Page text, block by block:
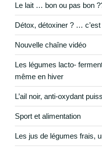
Le lait … bon ou pas bon
Détox, détoxiner ? … c’est
Nouvelle chaîne vidéo
Les légumes lacto-
même en hiver
L’ail noir, anti-oxydant
Sport et alimentation
Les jus de légumes frais,